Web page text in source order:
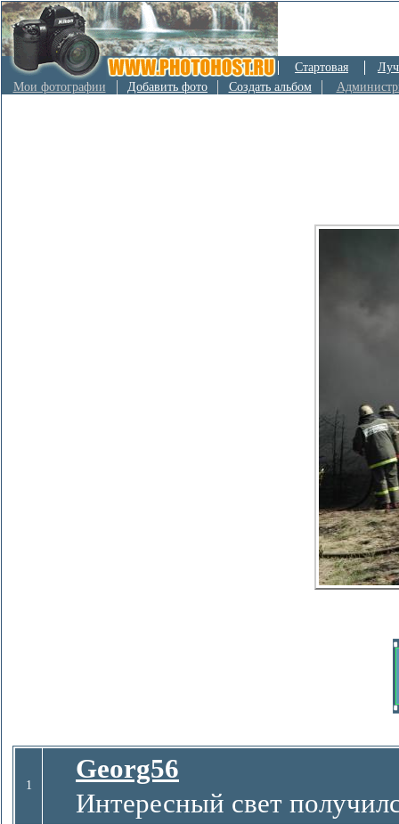
Стартовая
Мои фотографии
Добавить фото Создать альбом
1
Georg56
Интересный свет